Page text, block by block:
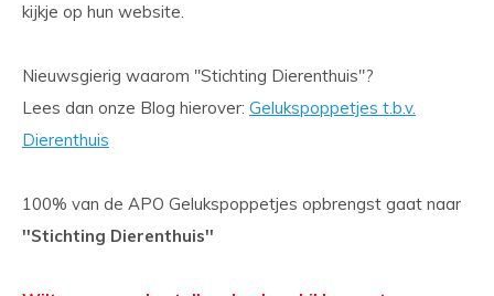
kijkje op hun website.
Nieuwsgierig waarom ''Stichting Dierenthuis''?
Lees dan onze Blog hierover: Gelukspoppetjes t.b.v.
Dierenthuis
100% van de APO Gelukspoppetjes opbrengst gaat naar
''Stichting Dierenthuis''